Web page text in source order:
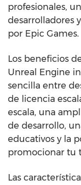
profesionales,
desarrolladores
por Epic Games.
Los beneficios
Unreal Engine
sencilla entre
de licencia
escala, una
de desarrollo,
educativos y la
promocionar tu
Las